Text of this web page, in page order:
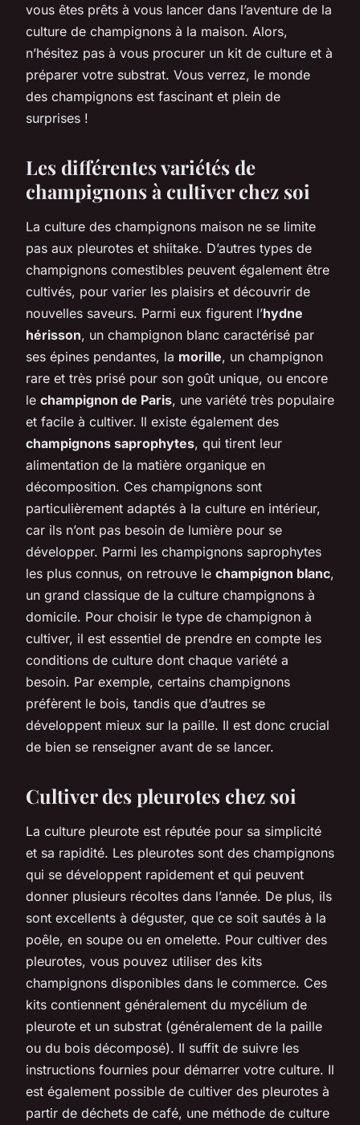
vous êtes prêts à vous lancer dans l’aventure de la
culture de champignons à la maison. Alors,
n’hésitez pas à vous procurer un kit de culture et à
préparer votre substrat. Vous verrez, le monde
des champignons est fascinant et plein de
surprises !
Les différentes variétés de
champignons à cultiver chez soi
La culture des champignons maison ne se limite
pas aux pleurotes et shiitake. D’autres types de
champignons comestibles peuvent également être
cultivés, pour varier les plaisirs et découvrir de
nouvelles saveurs. Parmi eux figurent l’hydne
hérisson, un champignon blanc caractérisé par
ses épines pendantes, la morille, un champignon
rare et très prisé pour son goût unique, ou encore
le champignon de Paris, une variété très populaire
et facile à cultiver. Il existe également des
champignons saprophytes, qui tirent leur
alimentation de la matière organique en
décomposition. Ces champignons sont
particulièrement adaptés à la culture en intérieur,
car ils n’ont pas besoin de lumière pour se
développer. Parmi les champignons saprophytes
les plus connus, on retrouve le champignon blanc,
un grand classique de la culture champignons à
domicile. Pour choisir le type de champignon à
cultiver, il est essentiel de prendre en compte les
conditions de culture dont chaque variété a
besoin. Par exemple, certains champignons
préfèrent le bois, tandis que d’autres se
développent mieux sur la paille. Il est donc crucial
de bien se renseigner avant de se lancer.
Cultiver des pleurotes chez soi
La culture pleurote est réputée pour sa simplicité
et sa rapidité. Les pleurotes sont des champignons
qui se développent rapidement et qui peuvent
donner plusieurs récoltes dans l’année. De plus, ils
sont excellents à déguster, que ce soit sautés à la
poêle, en soupe ou en omelette. Pour cultiver des
pleurotes, vous pouvez utiliser des kits
champignons disponibles dans le commerce. Ces
kits contiennent généralement du mycélium de
pleurote et un substrat (généralement de la paille
ou du bois décomposé). Il suffit de suivre les
instructions fournies pour démarrer votre culture. Il
est également possible de cultiver des pleurotes à
partir de déchets de café, une méthode de culture